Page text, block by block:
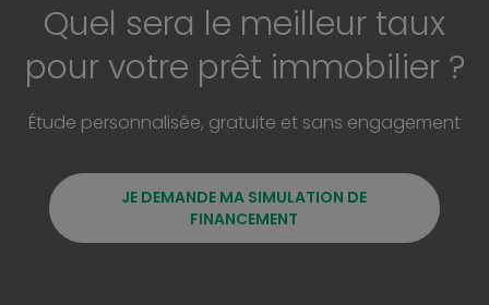
Quel sera le meilleur taux
pour votre prêt immobilier ?
Étude personnalisée, gratuite et sans engagement
JE DEMANDE MA SIMULATION DE
FINANCEMENT